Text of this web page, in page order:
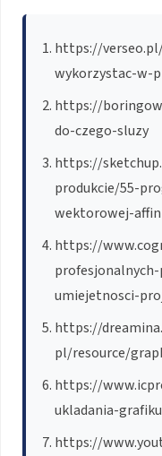
https://
wykorzystac-w-
https://
do-czego-sluzy
https://
produkcie/55-
wektorowej-
https://
umiejetnosci-
https://
pl/resource/
https://
ukladania-grafiku
https://